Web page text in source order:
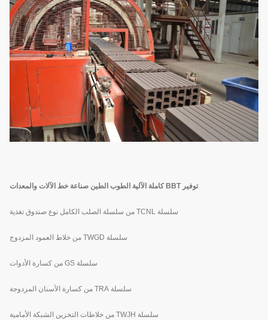
توفير BBT كاملة الآلية الطوب الطين صناعة خط الآلات والمعدات
سلسلة TCNL من سلسلة الصلب الكامل نوع صندوق تغذية
سلسلة TWGD من خلاط العمود المزدوج
سلسلة GS من كسارة الأدوات
سلسلة TRA من كسارة الأسنان المزدوجة
سلسلة TWJH من خلاطات التخزين الشبكة الأمامية